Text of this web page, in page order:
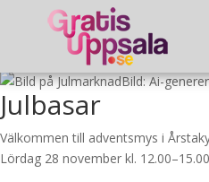
Bild: Ai-
Julbasar
Välkommen till adventsmys i
Lördag 28 november kl. 12.00–15.00